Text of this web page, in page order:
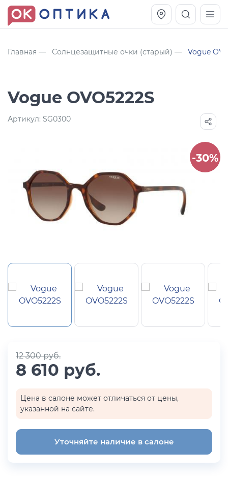
Главная Солнцезащитные очки (старый) Vogue
Vogue OVO5222S
Артикул: SG0300
-30%
12 300 руб.
8 610 руб.
Цена в салоне может отличаться от цены,
указанной на сайте.
Уточняйте наличие в салоне
Vogue OVO5230S
11 991
Оправа Vogue OVO 4025
8 270